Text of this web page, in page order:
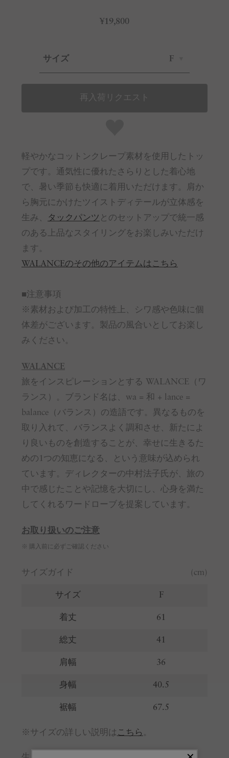
¥19,800
サイズ F
再入荷リクエスト
軽やかなコットンクレープ素材を使用したトッ
プです。通気性に優れたさらりとした着心地
で、暑い季節も快適に着用いただけます。肩か
ら胸元にかけたツイストディテールが立体感を
生み、
タックパンツ とのセットアップで統一感
のある上品なスタイリングをお楽しみいただけ
ます。
WALANCEのその他のアイテムはこちら
■注意事項
※素材および加工の特性上、シワ感や色味に個
体差がございます。製品の風合いとしてお楽し
みください。
WALANCE
旅をインスピレーションとする WALANCE（ワ
ランス）。ブランド名は、wa = 和 + lance =
balance（バランス）の造語です。異なるものを
取り入れて、バランスよく調和させ、新たによ
り良いものを創造することが、幸せに生きるた
めの1つの知恵になる、という意味が込められ
ています。ディレクターの中村法子氏が、旅の
中で感じたことや記憶を大切にし、心身を満た
してくれるワードローブを提案しています。
お取り扱いのご注意
※ 購入前に必ずご確認ください
サイズガイド (cm)
サイズ F
着丈 61
総丈 41
肩幅 36
身幅 40.5
裾幅 67.5
※サイズの詳しい説明は こちら 。